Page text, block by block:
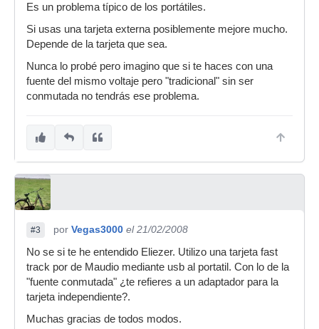
Es un problema típico de los portátiles.
Si usas una tarjeta externa posiblemente mejore mucho.
Depende de la tarjeta que sea.
Nunca lo probé pero imagino que si te haces con una
fuente del mismo voltaje pero "tradicional" sin ser
conmutada no tendrás ese problema.
#3 por Vegas3000 el 21/02/2008
No se si te he entendido Eliezer. Utilizo una tarjeta fast
track por de Maudio mediante usb al portatil. Con lo de la
"fuente conmutada" ¿te refieres a un adaptador para la
tarjeta independiente?.
Muchas gracias de todos modos.